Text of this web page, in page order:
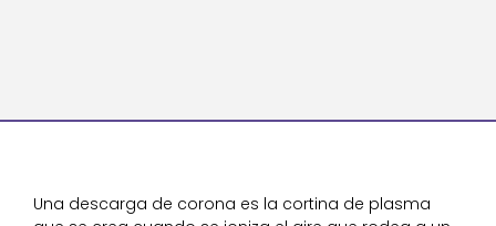
Una descarga de corona es la cortina de plasma